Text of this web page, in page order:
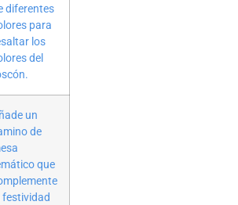
diferentes
para
los
del
un
de
que
festividad